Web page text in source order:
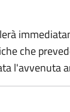
che
l'avvenuta